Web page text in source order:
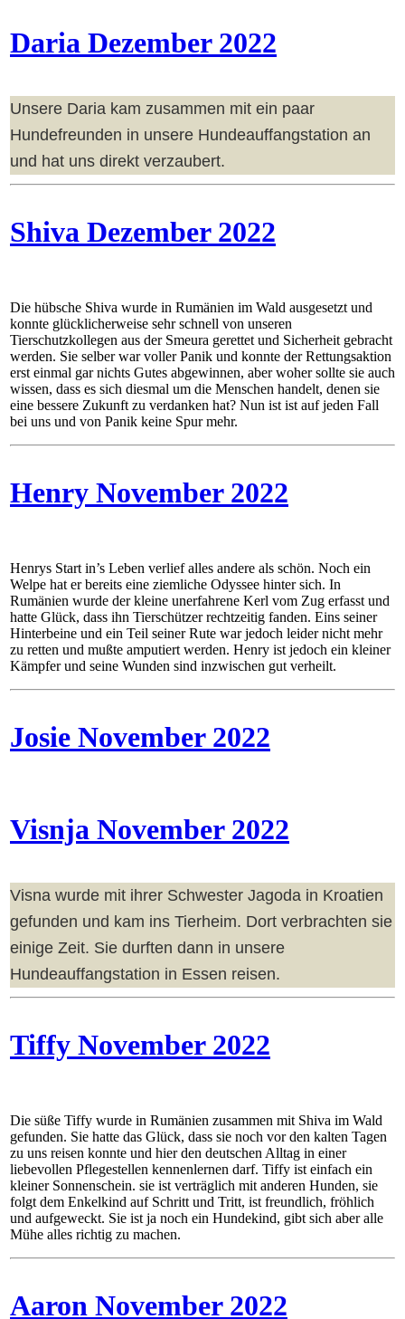
Daria Dezember 2022
Unsere Daria kam zusammen mit ein paar
Hundefreunden in unsere Hundeauffangstation an
und hat uns direkt verzaubert.
Shiva Dezember 2022
Die hübsche Shiva wurde in Rumänien im Wald ausgesetzt und
konnte glücklicherweise sehr schnell von unseren
Tierschutzkollegen aus der Smeura gerettet und Sicherheit gebracht
werden. Sie selber war voller Panik und konnte der Rettungsaktion
erst einmal gar nichts Gutes abgewinnen, aber woher sollte sie auch
wissen, dass es sich diesmal um die Menschen handelt, denen sie
eine bessere Zukunft zu verdanken hat? Nun ist ist auf jeden Fall
bei uns und von Panik keine Spur mehr.
Henry November 2022
Henrys Start in’s Leben verlief alles andere als schön. Noch ein
Welpe hat er bereits eine ziemliche Odyssee hinter sich. In
Rumänien wurde der kleine unerfahrene Kerl vom Zug erfasst und
hatte Glück, dass ihn Tierschützer rechtzeitig fanden. Eins seiner
Hinterbeine und ein Teil seiner Rute war jedoch leider nicht mehr
zu retten und mußte amputiert werden. Henry ist jedoch ein kleiner
Kämpfer und seine Wunden sind inzwischen gut verheilt.
Josie November 2022
Visnja November 2022
Visna wurde mit ihrer Schwester Jagoda in Kroatien
gefunden und kam ins Tierheim. Dort verbrachten sie
einige Zeit. Sie durften dann in unsere
Hundeauffangstation in Essen reisen.
Tiffy November 2022
Die süße Tiffy wurde in Rumänien zusammen mit Shiva im Wald
gefunden. Sie hatte das Glück, dass sie noch vor den kalten Tagen
zu uns reisen konnte und hier den deutschen Alltag in einer
liebevollen Pflegestellen kennenlernen darf. Tiffy ist einfach ein
kleiner Sonnenschein. sie ist verträglich mit anderen Hunden, sie
folgt dem Enkelkind auf Schritt und Tritt, ist freundlich, fröhlich
und aufgeweckt. Sie ist ja noch ein Hundekind, gibt sich aber alle
Mühe alles richtig zu machen.
Aaron November 2022